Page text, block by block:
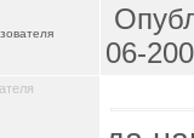
06-